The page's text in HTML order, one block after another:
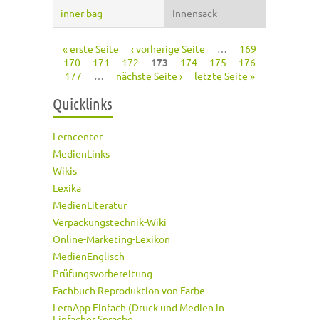
inner bag Innensack
Seiten
« erste Seite ‹ vorherige Seite …
169
170
171 172 173 174 175
176
177
… nächste Seite › letzte Seite »
Quicklinks
Lerncenter
MedienLinks
Wikis
Lexika
MedienLiteratur
Verpackungstechnik-Wiki
Online-Marketing-Lexikon
MedienEnglisch
Prüfungsvorbereitung
Fachbuch Reproduktion von Farbe
LernApp Einfach (Druck und Medien in